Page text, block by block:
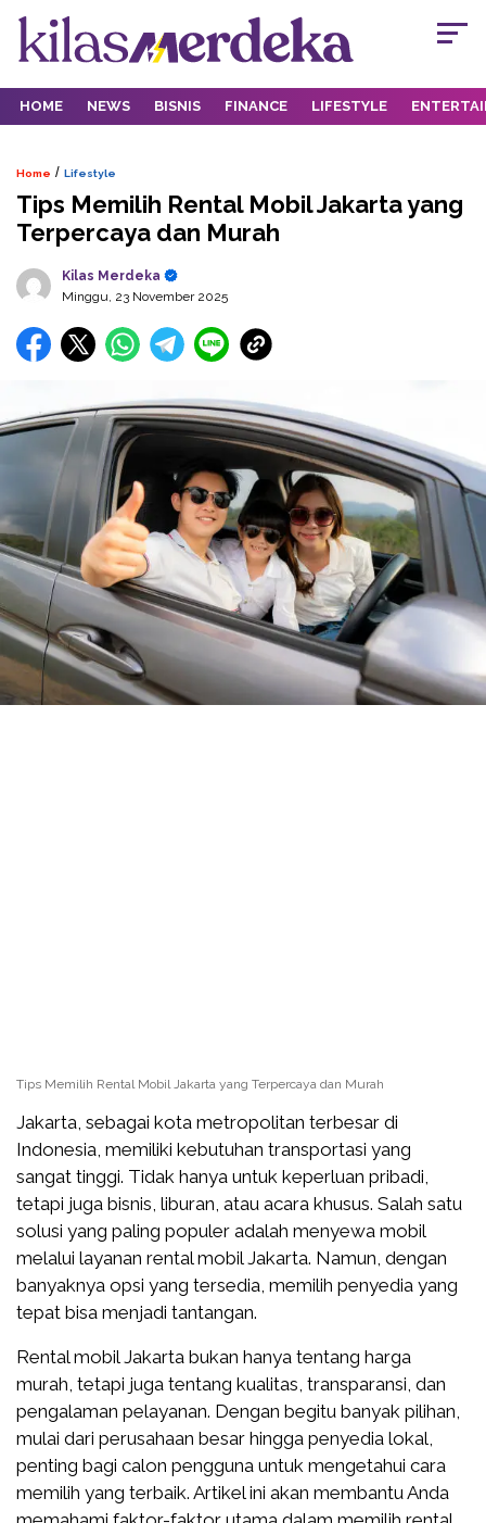
HOME NEWS BISNIS FINANCE LIFESTYLE
Home / Lifestyle
Tips Memilih Rental Mobil Jakarta yang
Terpercaya dan Murah
Kilas Merdeka
Minggu, 23 November 2025
Tips Memilih Rental Mobil Jakarta yang Terpercaya dan Murah
Jakarta, sebagai kota metropolitan terbesar di
Indonesia, memiliki kebutuhan transportasi yang
sangat tinggi. Tidak hanya untuk keperluan pribadi,
tetapi juga bisnis, liburan, atau acara khusus. Salah satu
solusi yang paling populer adalah menyewa mobil
melalui layanan rental mobil Jakarta. Namun, dengan
banyaknya opsi yang tersedia, memilih penyedia yang
tepat bisa menjadi tantangan.
Rental mobil Jakarta bukan hanya tentang harga
murah, tetapi juga tentang kualitas, transparansi, dan
pengalaman pelayanan. Dengan begitu banyak pilihan,
mulai dari perusahaan besar hingga penyedia lokal,
penting bagi calon pengguna untuk mengetahui cara
memilih yang terbaik. Artikel ini akan membantu Anda